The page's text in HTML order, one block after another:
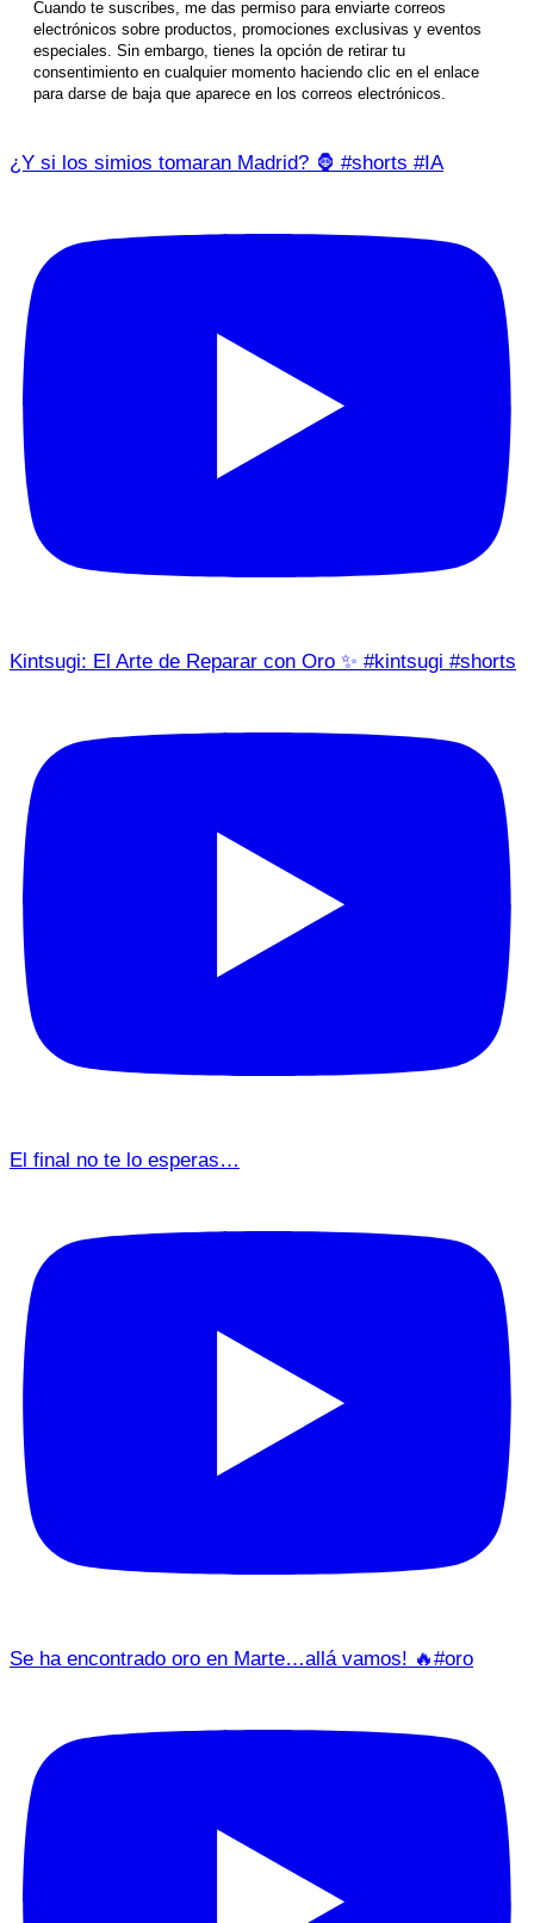
Cuando te suscribes, me das permiso para enviarte correos
electrónicos sobre productos, promociones exclusivas y eventos
especiales. Sin embargo, tienes la opción de retirar tu
consentimiento en cualquier momento haciendo clic en el enlace
para darse de baja que aparece en los correos electrónicos.
¿Y si los simios tomaran Madrid? 🦍 #shorts #IA
Kintsugi: El Arte de Reparar con Oro ✨ #kintsugi #shorts
El final no te lo esperas…
Se ha encontrado oro en Marte…allá vamos! 🔥#oro